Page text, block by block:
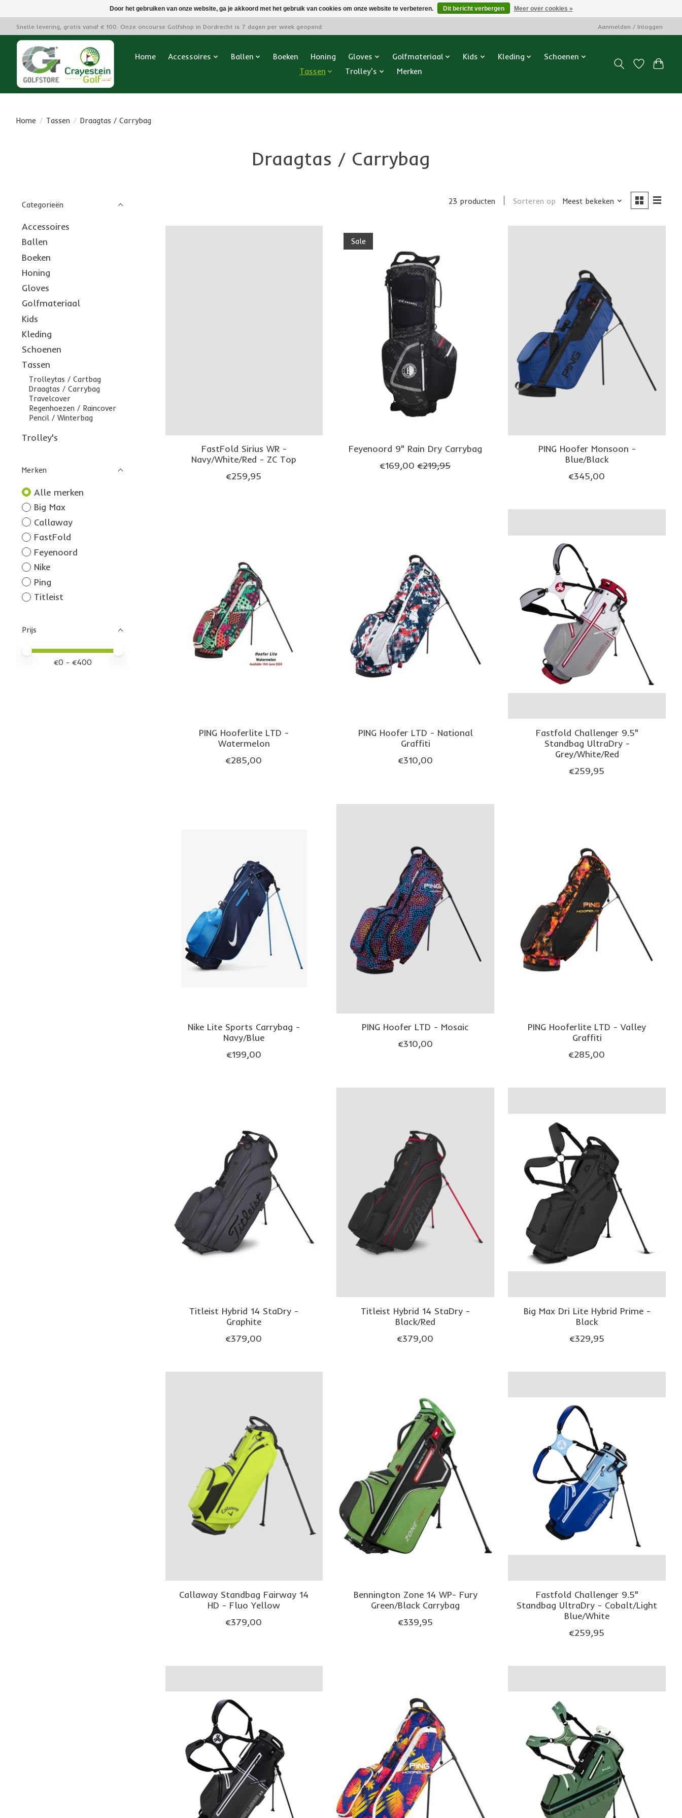
Snelle levering, gratis vanaf € 100. Onze oncourse Golfshop in Dordrecht is 7 dagen per week geopend. Aanmelden / Inloggen
Home Accessoires Ballen Boeken Honing Gloves Golfmateriaal Kids Kleding
Schoenen
Tassen
Trolley's Merken
Home / Tassen / Draagtas / Carrybag
Draagtas / Carrybag
Categorieën
Accessoires
Ballen
Boeken
Honing
Gloves
Golfmateriaal
Kids
Kleding
Schoenen
Tassen
Trolleytas / Cartbag
Draagtas / Carrybag
Travelcover
Regenhoezen / Raincover
Pencil / Winterbag
Trolley's
Merken
Alle merken
Big Max
Callaway
FastFold
Feyenoord
Nike
Ping
Titleist
Prijs
Minimale prijswaarde
Price maximum value
€0- €400
23 producten Sorteren op Meest bekeken
FastFold Sirius WR -
Navy/White/Red - ZC Top
€259,95
Sale
Feyenoord 9" Rain Dry Carrybag
€169,00 €219,95
PING Hoofer Monsoon -
Blue/Black
€345,00
PING Hooferlite LTD -
Watermelon
€285,00
PING Hoofer LTD - National
Graffiti
€310,00
Fastfold Challenger 9.5"
Standbag UltraDry -
Grey/White/Red
€259,95
Nike Lite Sports Carrybag -
Navy/Blue
€199,00
PING Hoofer LTD - Mosaic
€310,00
PING Hooferlite LTD - Valley
Graffiti
€285,00
Titleist Hybrid 14 StaDry -
Graphite
€379,00
Titleist Hybrid 14 StaDry -
Black/Red
€379,00
Big Max Dri Lite Hybrid Prime -
Black
€329,95
Callaway Standbag Fairway 14
HD - Fluo Yellow
€379,00
Bennington Zone 14 WP- Fury
Green/Black Carrybag
€339,95
Fastfold Challenger 9.5"
Standbag UltraDry - Cobalt/Light
Blue/White
€259,95
Door het gebruiken van onze website, ga je akkoord met het gebruik van cookies om onze website te verbeteren. Dit bericht verbergen Meer over cookies »